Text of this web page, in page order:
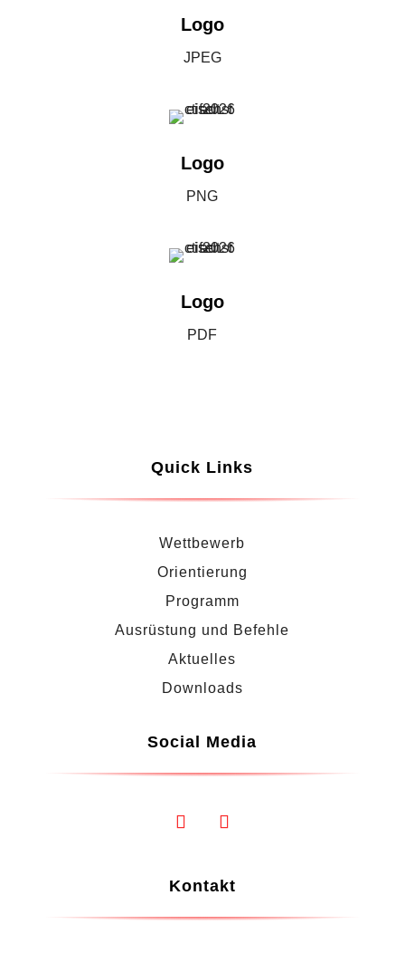
Logo
JPEG
Logo
PNG
Logo
PDF
Quick Links
Wettbewerb
Orientierung
Programm
Ausrüstung und Befehle
Aktuelles
Downloads
Social Media
Kontakt